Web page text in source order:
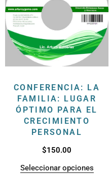
CONFERENCIA: LA
FAMILIA: LUGAR
ÓPTIMO PARA EL
CRECIMIENTO
PERSONAL
$150.00
Seleccionar opciones